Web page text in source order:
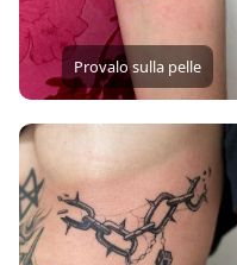
Provalo sulla pelle